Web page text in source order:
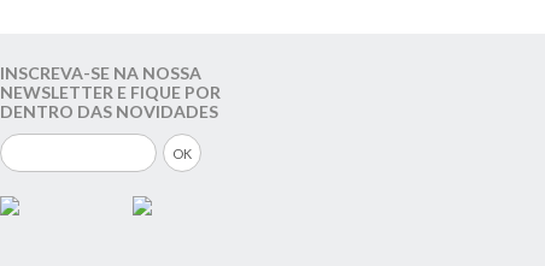
INSCREVA-SE NA NOSSA
NEWSLETTER E FIQUE POR
DENTRO DAS NOVIDADES